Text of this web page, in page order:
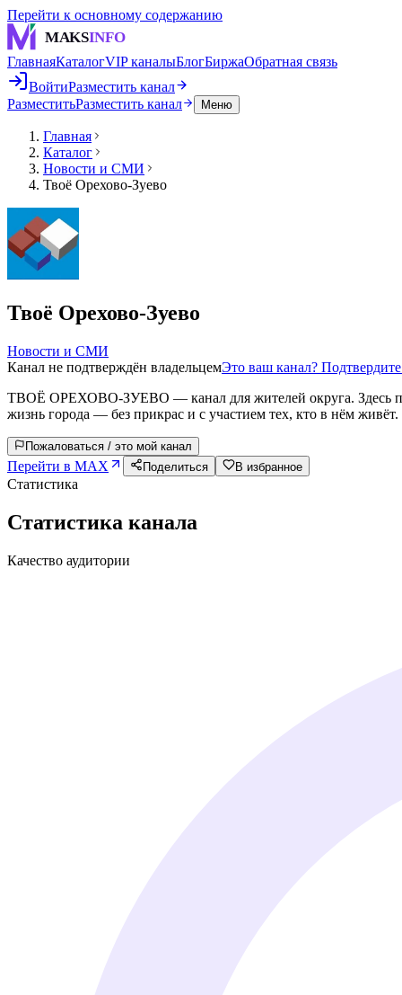
Перейти к основному содержанию
MAKSINFO
ГлавнаяКаталогVIP каналыБлогБиржаОбратная связь
ВойтиРазместить канал
РазместитьРазместить канал Меню
Главная
Каталог
Новости и СМИ
Твоё Орехово-Зуево
Твоё Орехово-Зуево
Новости и СМИ
Канал не подтверждён владельцемЭто ваш канал?
ТВОЁ ОРЕХОВО-ЗУЕВО — канал для жителей округа. Здесь
жизнь города — без прикрас и с участием тех, кто в нём живёт.
Пожаловаться / это мой канал
Перейти в MAX Поделиться В избранное
Статистика
Статистика канала
Качество аудитории